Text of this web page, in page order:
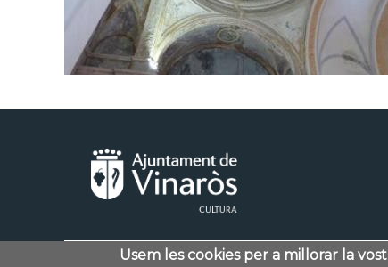
Usem les cookies per a millorar la